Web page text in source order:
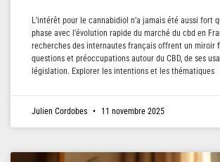
L’intérêt pour le cannabidiol n’a jamais été aussi fort
phase avec l’évolution rapide du marché du cbd en
recherches des internautes français offrent un miroir
questions et préoccupations autour du CBD, de ses
législation. Explorer les intentions et les thématiques
Julien Cordobes 11 novembre 2025